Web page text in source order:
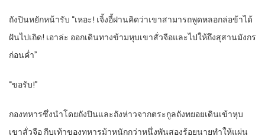
ถังปินหยักหน้ารับ “เหอะ! เจิ้งอี้ฝานคิดว่าเขาสามารถพูดหลอกล่อข้าได้
ฝันไปเถิด! เอาล่ะ ออกเดินทางข้ามหุบเขาสั่วจือและไปให้ถึงสุสานมังกร
ก่อนค่ำ”
“ขอรับ!”
กองทหารซึ่งนำโดยถังปินและถังห่าวจากตระกูลถังทยอยเดินเข้าหุบ
เขาสั่วจือ กีบเท้าของทหารม้าหนักกว่าหนึ่งพันสองร้อยนายทำให้แผ่น